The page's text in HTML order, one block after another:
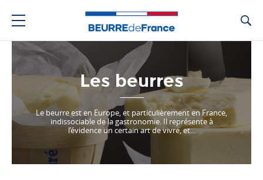
Les beurres
Le beurre est en Europe, et particulièrement en France,
indissociable de la gastronomie. Il représente à
l’évidence un certain art de vivre, et...